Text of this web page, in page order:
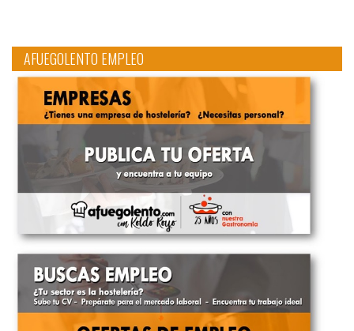
AFUEGOLENTO EMPLEO